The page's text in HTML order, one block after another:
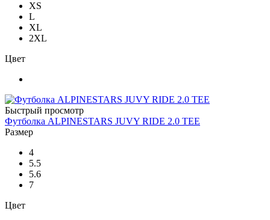
XS
L
XL
2XL
Цвет
Быстрый просмотр
Футболка ALPINESTARS JUVY RIDE 2.0 TEE
Размер
4
5.5
5.6
7
Цвет